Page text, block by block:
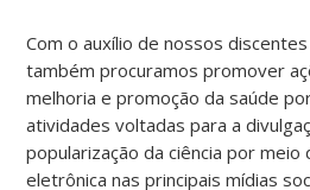
Com o auxílio de nossos discentes
também procuramos promover
melhoria e promoção da saúde
atividades voltadas para a
popularização da ciência por meio
eletrônica nas principais mídias